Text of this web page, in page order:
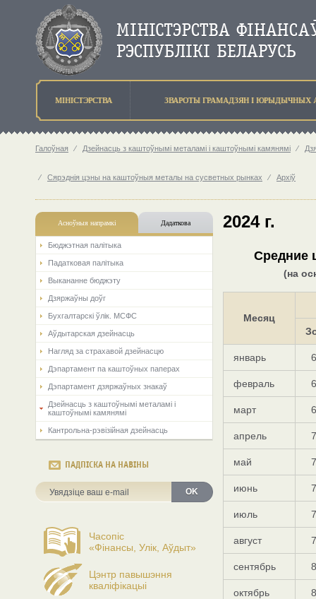
МIНIСТЭРСТВА ЗВАРОТЫ ГРАМАДЗЯН I ЮРЫДЫЧНЫХ
Галоўная ⁄ Дзейнасць з каштоўнымі металамі і каштоўнымі камянямі ⁄
⁄ Сярэднія цэны на каштоўныя металы на сусветных рынках ⁄ Архіў
Асноўныя напрамкi Дадаткова
Бюджэтная палiтыка
Падатковая палітыка
Выкананне бюджэту
Дзяржаўны доўг
Бухгалтарскі ўлік. МСФС
Аўдытарская дзейнасць
Нагляд за страхавой дзейнасцю
Дэпартамент па каштоўных паперах
Дэпартамент дзяржаўных знакаў
Дзейнасць з каштоўнымі металамі і
каштоўнымі камянямі
Кантрольна-рэвізійная дзейнасць
ПАДПІСКА НА НАВІНЫ
OK
Часопіс
«Фінансы, Улік, Аўдыт»
Цэнтр павышэння
кваліфікацыі
2024 г.
Средние
(на
Месяц
январь
февраль
март
апрель
май
июнь
июль
август
сентябрь
октябрь